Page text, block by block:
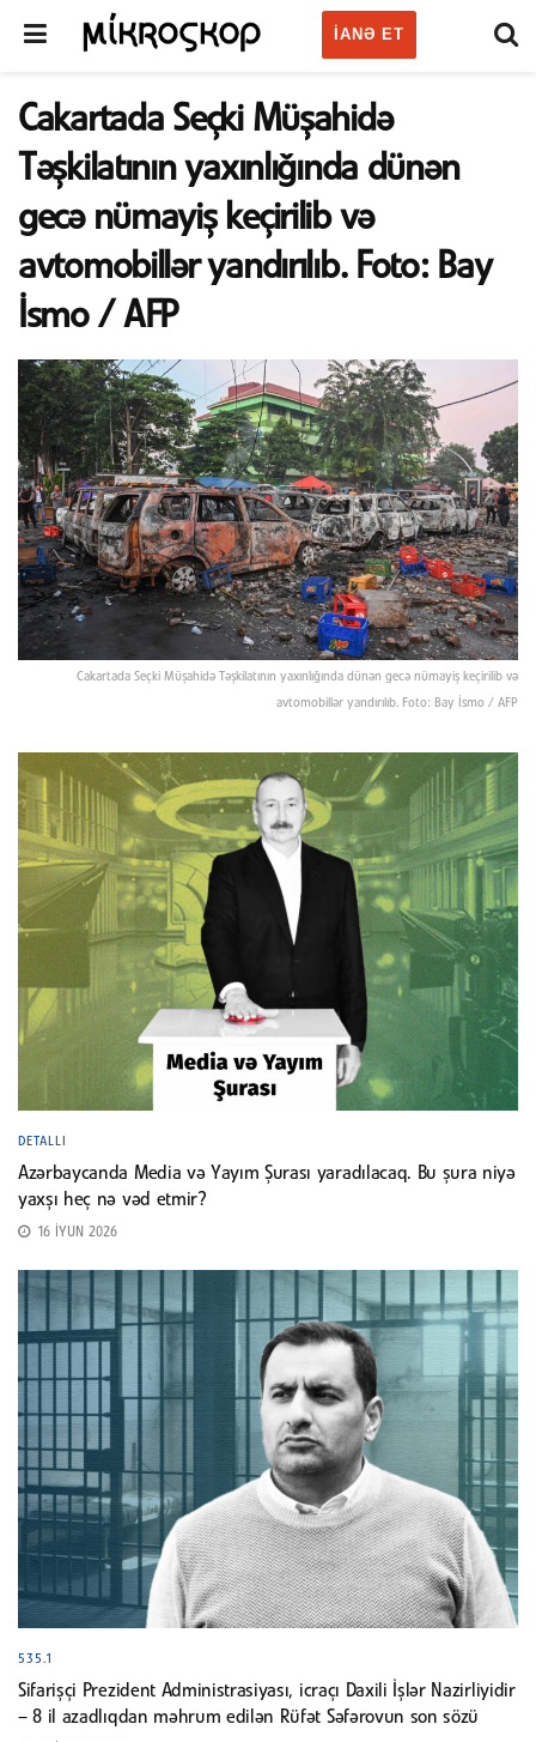
IANƏ ET
Cakartada Seçki Müşahidə
Təşkilatının yaxınlığında dünən
gecə nümayiş keçirilib və
avtomobillər yandırılıb. Foto: Bay
İsmo / AFP
Cakartada Seçki Müşahidə Təşkilatının yaxınlığında dünən gecə nümayiş keçirilib və
avtomobillər yandırılıb. Foto: Bay İsmo / AFP
DETALLI
Azərbaycanda Media və Yayım Şurası yaradılacaq. Bu şura niyə
yaxşı heç nə vəd etmir?
16 İYUN 2026
535.1
Sifarişçi Prezident Administrasiyası, icraçı Daxili İşlər Nazirliyidir
– 8 il azadlıqdan məhrum edilən Rüfət Səfərovun son sözü